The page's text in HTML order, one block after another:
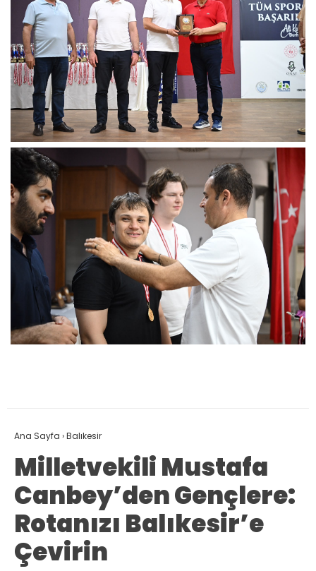
Ana Sayfa ›Balıkesir
Milletvekili Mustafa
Canbey’den Gençlere:
Rotanızı Balıkesir’e
Çevirin